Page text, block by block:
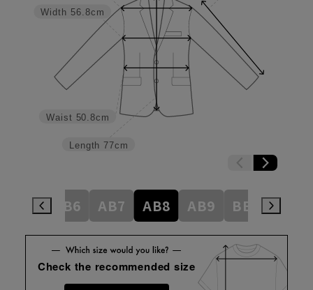
Length 77cm
Waist 50.8cm
Width 56.8cm
AB6 AB7 AB8 AB9 BE3
Check the recommended size